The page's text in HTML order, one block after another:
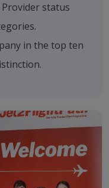
Provider status
in the top ten